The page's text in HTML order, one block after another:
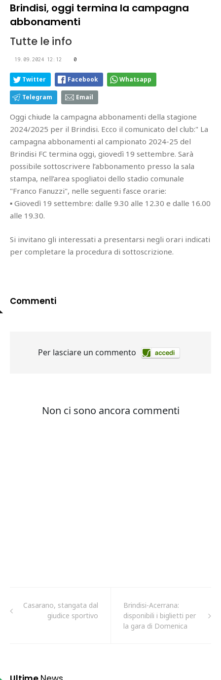
Brindisi, oggi termina la campagna
abbonamenti
Tutte le info
19.09.2024 12:12 0
Twitter Facebook Whatsapp
Telegram Email
Oggi chiude la campagna abbonamenti della stagione
2024/2025 per il Brindisi. Ecco il comunicato del club:" La
campagna abbonamenti al campionato 2024-25 del
Brindisi FC termina oggi, giovedì 19 settembre. Sarà
possibile sottoscrivere l’abbonamento presso la sala
stampa, nell’area spogliatoi dello stadio comunale
"Franco Fanuzzi", nelle seguenti fasce orarie:
▪ Giovedì 19 settembre: dalle 9.30 alle 12.30 e dalle 16.00
alle 19.30.
Si invitano gli interessati a presentarsi negli orari indicati
per completare la procedura di sottoscrizione.
Commenti
Casarano, stangata dal
giudice sportivo
Brindisi-Acerrana:
disponibili i biglietti per
la gara di Domenica